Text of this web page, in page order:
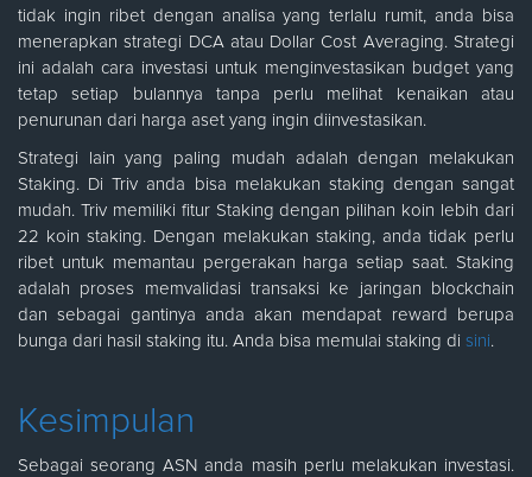
tidak ingin ribet dengan analisa yang terlalu rumit, anda bisa
menerapkan strategi DCA atau Dollar Cost Averaging. Strategi
ini adalah cara investasi untuk menginvestasikan budget yang
tetap setiap bulannya tanpa perlu melihat kenaikan atau
penurunan dari harga aset yang ingin diinvestasikan.
Strategi lain yang paling mudah adalah dengan melakukan
Staking. Di Triv anda bisa melakukan staking dengan sangat
mudah. Triv memiliki fitur Staking dengan pilihan koin lebih dari
22 koin staking. Dengan melakukan staking, anda tidak perlu
ribet untuk memantau pergerakan harga setiap saat. Staking
adalah proses memvalidasi transaksi ke jaringan blockchain
dan sebagai gantinya anda akan mendapat reward berupa
bunga dari hasil staking itu. Anda bisa memulai staking di sini.
Kesimpulan
Sebagai seorang ASN anda masih perlu melakukan investasi.